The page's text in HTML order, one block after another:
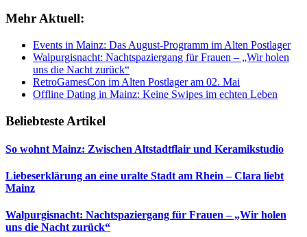
Mehr Aktuell:
Events in Mainz: Das August-Programm im Alten Postlager
Walpurgisnacht: Nachtspaziergang für Frauen – „Wir holen
uns die Nacht zurück“
RetroGamesCon im Alten Postlager am 02. Mai
Offline Dating in Mainz: Keine Swipes im echten Leben
Beliebteste Artikel
So wohnt Mainz: Zwischen Altstadtflair und Keramikstudio
Liebeserklärung an eine uralte Stadt am Rhein – Clara liebt
Mainz
Walpurgisnacht: Nachtspaziergang für Frauen – „Wir holen
uns die Nacht zurück“